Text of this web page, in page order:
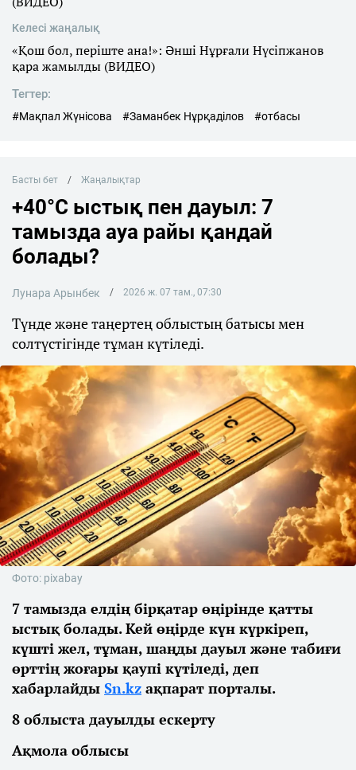
Келесі жаңалық
«Қош бол, періште ана!»: Әнші Нұрғали Нүсіпжанов
қара жамылды (ВИДЕО)
Тегтер:
#Мақпал Жүнісова #Заманбек Нұрқаділов #отбасы
Басты бет Жаңалықтар
+40°C ыстық пен дауыл: 7
тамызда ауа райы қандай
болады?
Лунара Арынбек 2026 ж. 07 там., 07:30
Түнде және таңертең облыстың батысы мен
солтүстігінде тұман күтіледі.
Фото: pixabay
7 тамызда елдің бірқатар өңірінде қатты
ыстық болады. Кей өңірде күн күркіреп,
күшті жел, тұман, шаңды дауыл және табиғи
өрттің жоғары қаупі күтіледі, деп
хабарлайды Sn.kz ақпарат порталы.
8 облыста дауылды ескерту
Ақмола облысы